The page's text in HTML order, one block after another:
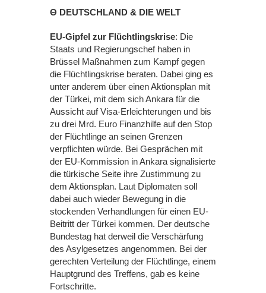
Θ DEUTSCHLAND & DIE WELT
EU-Gipfel zur Flüchtlingskrise: Die
Staats und Regierungschef haben in
Brüssel Maßnahmen zum Kampf gegen
die Flüchtlingskrise beraten. Dabei ging es
unter anderem über einen Aktionsplan mit
der Türkei, mit dem sich Ankara für die
Aussicht auf Visa-Erleichterungen und bis
zu drei Mrd. Euro Finanzhilfe auf den Stop
der Flüchtlinge an seinen Grenzen
verpflichten würde. Bei Gesprächen mit
der EU-Kommission in Ankara signalisierte
die türkische Seite ihre Zustimmung zu
dem Aktionsplan. Laut Diplomaten soll
dabei auch wieder Bewegung in die
stockenden Verhandlungen für einen EU-
Beitritt der Türkei kommen. Der deutsche
Bundestag hat derweil die Verschärfung
des Asylgesetzes angenommen. Bei der
gerechten Verteilung der Flüchtlinge, einem
Hauptgrund des Treffens, gab es keine
Fortschritte.